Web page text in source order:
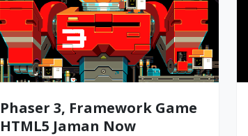
Phaser 3, Framework Game
HTML5 Jaman Now